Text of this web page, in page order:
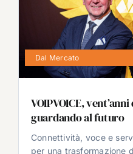
Dal Mercato
VOIPVOICE,
guardando al futuro
Connettività, voce e
per una trasformazione